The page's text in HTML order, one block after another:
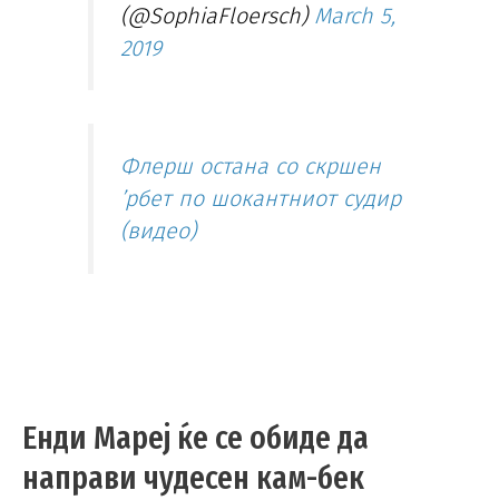
(@SophiaFloersch) March 5,
2019
Флерш остана со скршен
’рбет по шокантниот судир
(видео)
Eнди Мареј ќе се обиде да
направи чудесен кам-бек